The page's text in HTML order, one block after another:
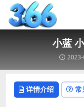
小蓝
详情介绍 常